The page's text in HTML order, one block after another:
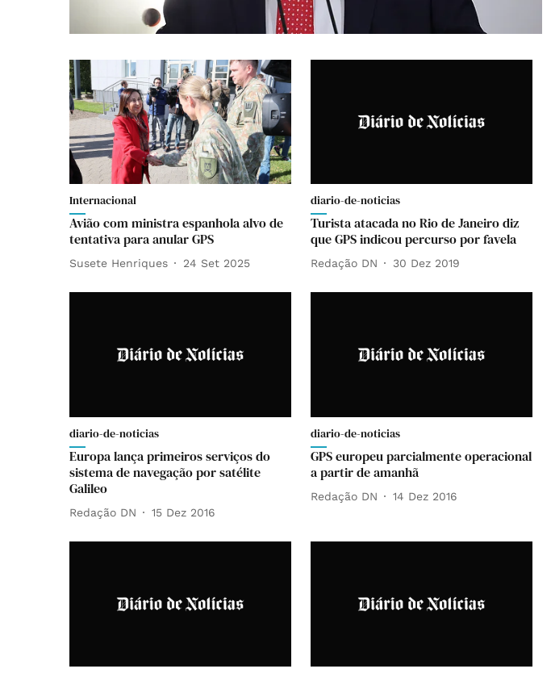
Internacional
Avião com ministra espanhola alvo de
tentativa para anular GPS
Susete Henriques 24 Set 2025
diario-de-noticias
Turista atacada no Rio de Janeiro diz
que GPS indicou percurso por favela
Redação DN 30 Dez 2019
diario-de-noticias
Europa lança primeiros serviços do
sistema de navegação por satélite
Galileo
Redação DN 15 Dez 2016
diario-de-noticias
GPS europeu parcialmente operacional
a partir de amanhã
Redação DN 14 Dez 2016